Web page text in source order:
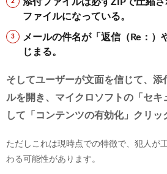
ファイルになっている。
メールの件名が「返信（Re：）
じまる。
そしてユーザーが文面を信じて、添
ルを開き、マイクロソフトの「セキ
して「コンテンツの有効化」クリッ
ただしこれは現時点での特徴で、犯人が
わる可能性があります。